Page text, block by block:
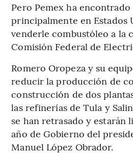
Pero Pemex ha
principalmente en Estados
venderle combustóleo a la
Comisión Federal de
Romero Oropeza y su
reducir la producción de
construcción de dos
las refinerías de Tula y
se han retrasado y estarán
año de Gobierno del
Manuel López Obrador.